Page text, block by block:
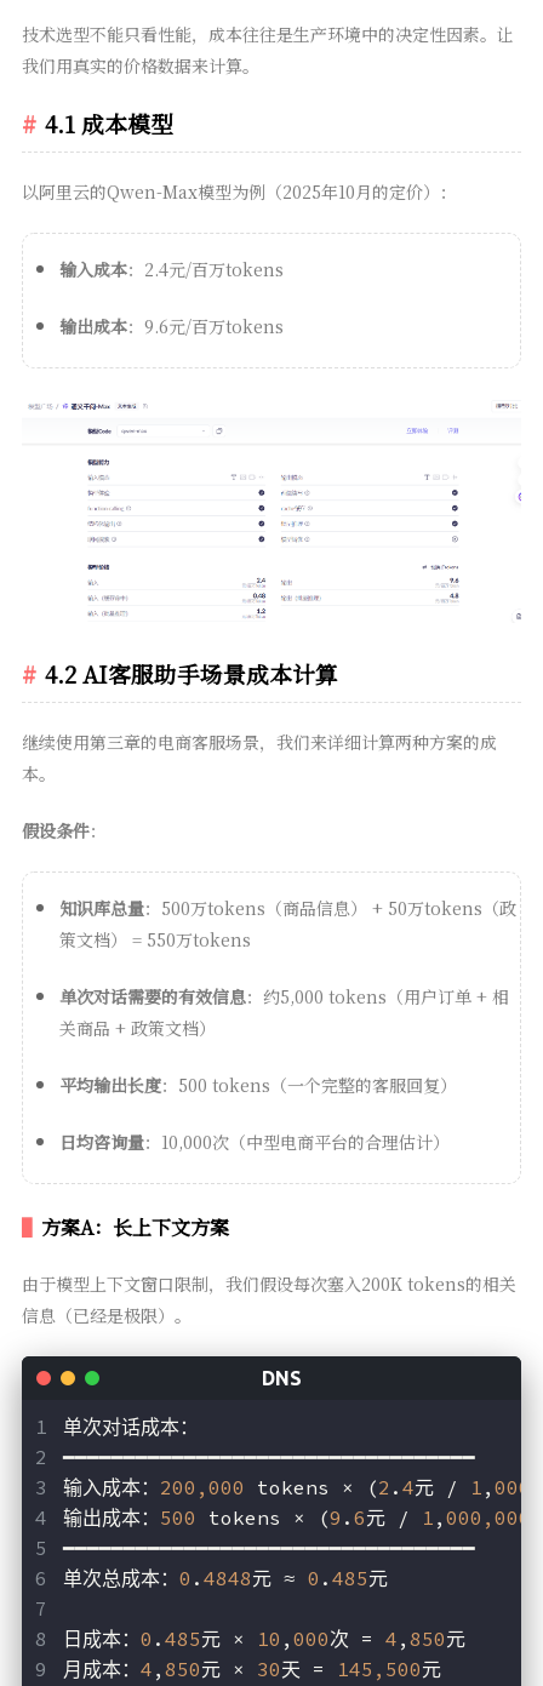
技术选型不能只看性能，成本往往是生产环境中的决定性因素。让
我们用真实的价格数据来计算。
4.1 成本模型
以阿里云的Qwen-Max模型为例（2025年10月的定价）：
输入成本：2.4元/百万tokens
输出成本：9.6元/百万tokens
4.2 AI客服助手场景成本计算
继续使用第三章的电商客服场景，我们来详细计算两种方案的成
本。
假设条件：
知识库总量：500万tokens（商品信息） + 50万tokens（政
策文档） = 550万tokens
单次对话需要的有效信息：约5,000 tokens（用户订单 + 相
关商品 + 政策文档）
平均输出长度：500 tokens（一个完整的客服回复）
日均咨询量：10,000次（中型电商平台的合理估计）
方案A：长上下文方案
由于模型上下文窗口限制，我们假设每次塞入200K tokens的相关
信息（已经是极限）。
单次对话成本：
━━━━━━━━━━━━━━━━━━━━━━━━━━━━━━━━━━
输入成本： 200,000 tokens × (2 . 4元 / 1 ,
输出成本： 500 tokens × (9 . 6元 / 1 , 000,000
━━━━━━━━━━━━━━━━━━━━━━━━━━━━━━━━━━
单次总成本： 0 . 4848元 ≈ 0 . 485元
日成本： 0 . 485元 × 10 , 000次 = 4 , 850元
月成本： 4 , 850元 × 30天 = 145,500元